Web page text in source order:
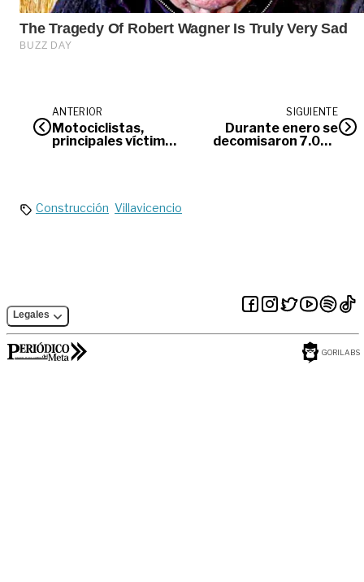
ANTERIOR
Motociclistas,
principales víctimas
SIGUIENTE
Durante enero se
decomisaron 7.000
Construcción Villavicencio
Legales
GORILABS